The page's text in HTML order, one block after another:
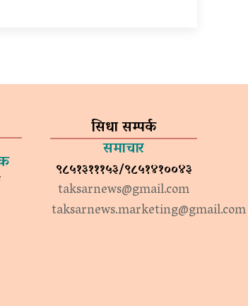
सिधा सम्पर्क
समाचार
९८५१३१११५३/९८५१४१००४३
taksarnews@gmail.com
taksarnews.marketing@gmail.com